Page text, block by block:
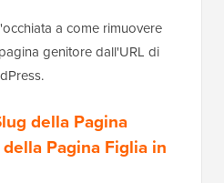
a come rimuovere
genitore dall'URL di
della Pagina
Pagina Figlia in